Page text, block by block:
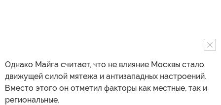
Однако Майга считает, что не влияние Москвы стало
движущей силой мятежа и антизападных настроений.
Вместо этого он отметил факторы как местные, так и
региональные.